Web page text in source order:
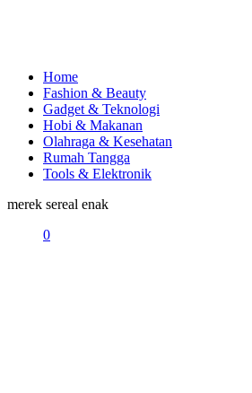
Home
Fashion & Beauty
Gadget & Teknologi
Hobi & Makanan
Olahraga & Kesehatan
Rumah Tangga
Tools & Elektronik
merek sereal enak
0